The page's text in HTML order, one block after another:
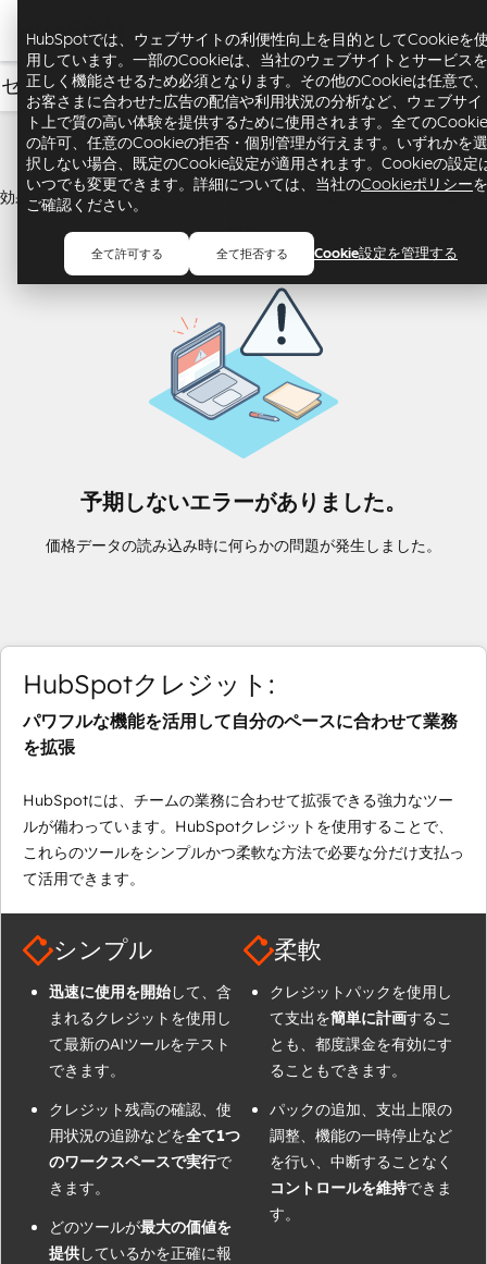
HubSpotでは、ウェブサイトの利便性向上を目的としてCookieを
用しています。一部のCookieは、当社のウェブサイトとサービスを
正しく機能させるため必須となります。その他のCookieは任意で、
お客さまに合わせた広告の配信や利用状況の分析など、ウェブサイ
ト上で質の高い体験を提供するために使用されます。全てのCookie
の許可、任意のCookieの拒否・個別管理が行えます。いずれかを選
択しない場合、既定のCookie設定が適用されます。Cookieの設定
いつでも変更できます。詳細については、当社のCookieポリシーを
ご確認ください。
Cookie設定を管理する
全て許可する 全て拒否する
ュ
セールス USD
Sales Hub
効果的なセールスソフトウェアを使って取引の成約数を伸ばし、成長を
予期しないエラーがありました。
価格データの読み込み時に何らかの問題が発生しました。
HubSpotクレジット:
パワフルな機能を活用して自分のペースに合わせて業務
を拡張
HubSpotには、チームの業務に合わせて拡張できる強力なツー
ルが備わっています。HubSpotクレジットを使用することで、
これらのツールをシンプルかつ柔軟な方法で必要な分だけ支払っ
て活用できます。
シンプル
迅速に使用を開始して、含
まれるクレジットを使用し
て最新のAIツールをテスト
できます。
クレジット残高の確認、使
用状況の追跡などを全て1つ
のワークスペースで実行で
きます。
どのツールが最大の価値を
提供しているかを正確に報
柔軟
クレジットパックを使用し
て支出を簡単に計画するこ
とも、都度課金を有効にす
ることもできます。
パックの追加、支出上限の
調整、機能の一時停止など
を行い、中断することなく
コントロールを維持できま
す。